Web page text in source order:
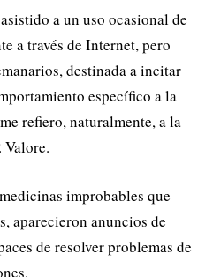
a un uso ocasional de
a través de Internet, pero
destinada a incitar
específico a la
refiero, naturalmente, a la
improbables que
aparecieron anuncios de
de resolver problemas de